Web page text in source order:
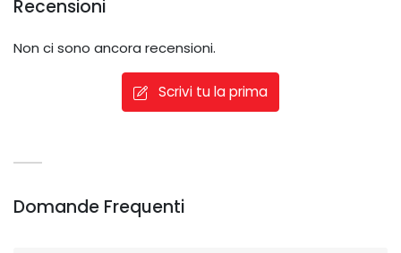
Recensioni
Non ci sono ancora recensioni.
Scrivi tu la prima
Domande Frequenti